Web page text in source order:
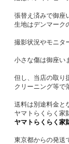
張替え済みで御座
生地はデンマーク
撮影状況やモニタ
小さな傷は御座い
但し、当店の取り
クリーニング等で
送料は別途料金と
ヤマトらくらく家
ヤマトらくらく家
東京都からの発送